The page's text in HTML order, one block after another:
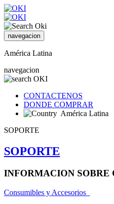
navegacion
América Latina
navegacion
CONTACTENOS
DONDE COMPRAR
América Latina
SOPORTE
SOPORTE
INFORMACION SOBRE
Consumibles y Accesorios